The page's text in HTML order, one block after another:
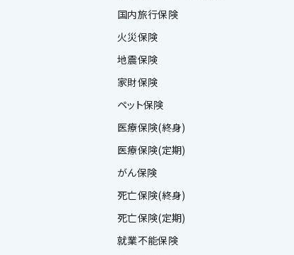
国内旅行保険
火災保険
地震保険
家財保険
ペット保険
医療保険(終身)
医療保険(定期)
がん保険
死亡保険(終身)
死亡保険(定期)
就業不能保険